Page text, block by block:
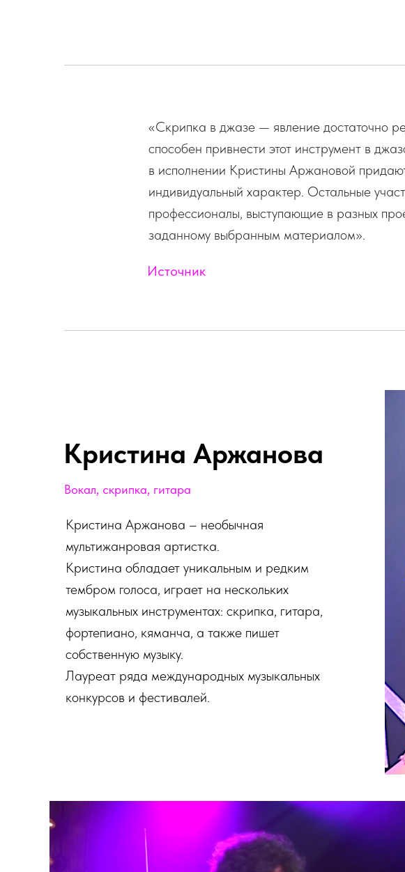
«Скрипка в джазе — явление достаточно
способен привнести этот инструмент в
в исполнении Кристины Аржановой
индивидуальный характер. Остальные
профессионалы, выступающие в разных
заданному выбранным материалом».
Источник
Кристина Аржанова
Кристина Аржанова – необычная
мультижанровая артистка.
Кристина обладает уникальным и редким
тембром голоса, играет на нескольких
музыкальных инструментах: скрипка, гитара,
фортепиано, кяманча, а также пишет
собственную музыку.
Лауреат ряда международных музыкальных
конкурсов и фестивалей.
Вокал, скрипка, гитара